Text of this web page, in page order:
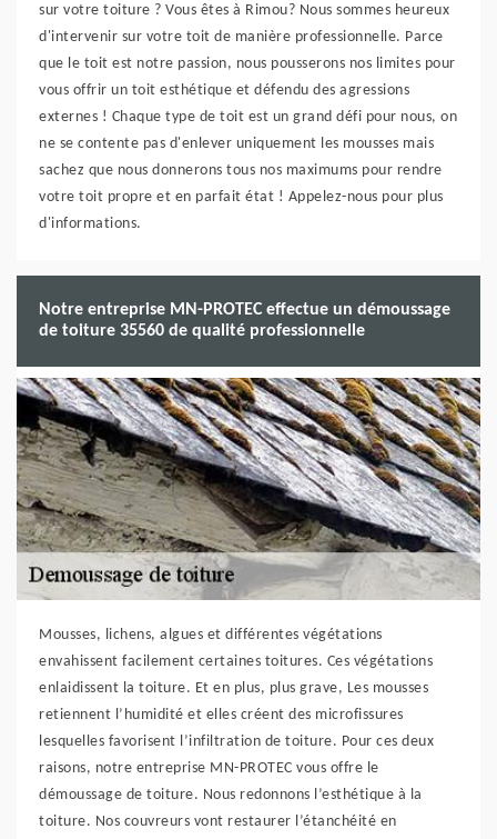
sur votre toiture ? Vous êtes à Rimou? Nous sommes heureux
d'intervenir sur votre toit de manière professionnelle. Parce
que le toit est notre passion, nous pousserons nos limites pour
vous offrir un toit esthétique et défendu des agressions
externes ! Chaque type de toit est un grand défi pour nous, on
ne se contente pas d'enlever uniquement les mousses mais
sachez que nous donnerons tous nos maximums pour rendre
votre toit propre et en parfait état ! Appelez-nous pour plus
d'informations.
Notre entreprise MN-PROTEC effectue un démoussage
de toiture 35560 de qualité professionnelle
Mousses, lichens, algues et différentes végétations
envahissent facilement certaines toitures. Ces végétations
enlaidissent la toiture. Et en plus, plus grave, Les mousses
retiennent l’humidité et elles créent des microfissures
lesquelles favorisent l’infiltration de toiture. Pour ces deux
raisons, notre entreprise MN-PROTEC vous offre le
démoussage de toiture. Nous redonnons l’esthétique à la
toiture. Nos couvreurs vont restaurer l’étanchéité en